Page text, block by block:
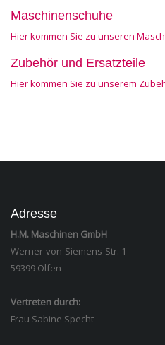
Maschinenschuhe
Hier kommen Sie zu unseren
Zubehör und Ersatzteile
Hier kommen Sie zu unserem
Adresse
H.M. Maschinen GmbH
Werner-von-Siemens-Str. 1
59399 Olfen
Vertreten durch:
Frau Sabine Specht